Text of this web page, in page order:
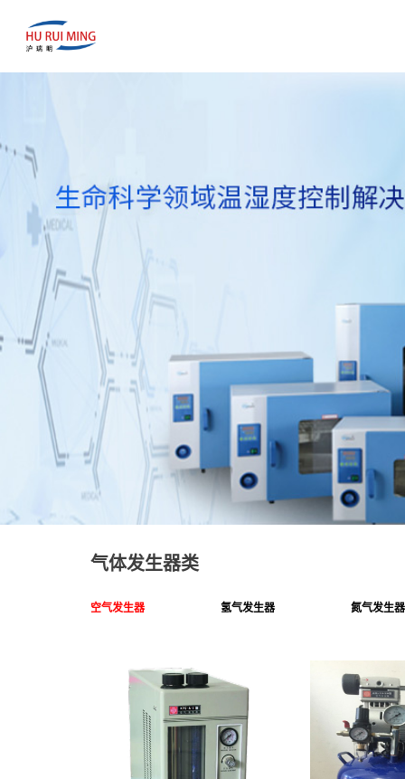
气体发生器类
空气发生器 氢气发生器 氮气发生器